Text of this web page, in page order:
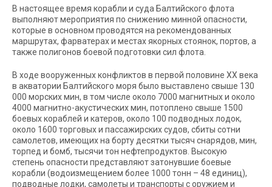
В настоящее время корабли и суда Балтийского флота
выполняют мероприятия по снижению минной опасности,
которые в основном проводятся на рекомендованных
маршрутах, фарватерах и местах якорных стоянок, портов, а
также полигонов боевой подготовки сил флота.
В ходе вооруженных конфликтов в первой половине ХХ века
в акватории Балтийского моря было выставлено свыше 130
000 морских мин, в том числе около 7000 магнитных и около
4000 магнитно-акустических мин, потоплено свыше 1500
боевых кораблей и катеров, около 100 подводных лодок,
около 1600 торговых и пассажирских судов, сбиты сотни
самолетов, имеющих на борту десятки тысяч снарядов, мин,
торпед и бомб, тысячи тон нефтепродуктов. Высокую
степень опасности представляют затонувшие боевые
корабли (водоизмещением более 1000 тонн – 48 единиц),
подводные лодки, самолеты и транспорты с оружием и